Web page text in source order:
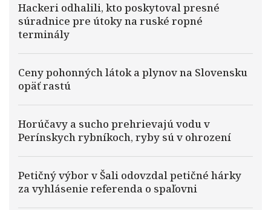
Hackeri odhalili, kto poskytoval presné
súradnice pre útoky na ruské ropné
terminály
Ceny pohonných látok a plynov na Slovensku
opäť rastú
Horúčavy a sucho prehrievajú vodu v
Perínskych rybníkoch, ryby sú v ohrození
Petičný výbor v Šali odovzdal petičné hárky
za vyhlásenie referenda o spaľovni